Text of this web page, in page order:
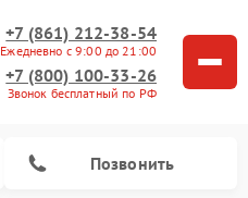
+7 (861) 212-38-54
Ежедневно с 9:00 до 21:00
+7 (800) 100-33-26
Звонок бесплатный по РФ
Позвонить